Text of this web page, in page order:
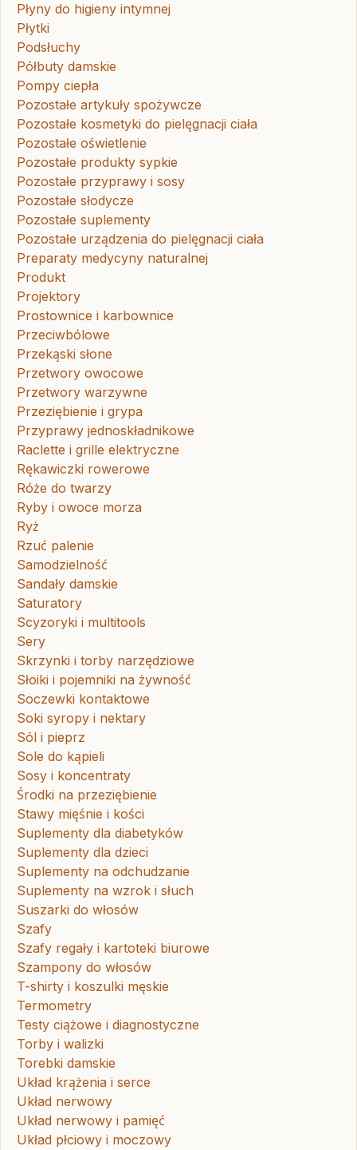
Płyny do higieny intymnej
Płytki
Podsłuchy
Półbuty damskie
Pompy ciepła
Pozostałe artykuły spożywcze
Pozostałe kosmetyki do pielęgnacji ciała
Pozostałe oświetlenie
Pozostałe produkty sypkie
Pozostałe przyprawy i sosy
Pozostałe słodycze
Pozostałe suplementy
Pozostałe urządzenia do pielęgnacji ciała
Preparaty medycyny naturalnej
Produkt
Projektory
Prostownice i karbownice
Przeciwbólowe
Przekąski słone
Przetwory owocowe
Przetwory warzywne
Przeziębienie i grypa
Przyprawy jednoskładnikowe
Raclette i grille elektryczne
Rękawiczki rowerowe
Róże do twarzy
Ryby i owoce morza
Ryż
Rzuć palenie
Samodzielność
Sandały damskie
Saturatory
Scyzoryki i multitools
Sery
Skrzynki i torby narzędziowe
Słoiki i pojemniki na żywność
Soczewki kontaktowe
Soki syropy i nektary
Sól i pieprz
Sole do kąpieli
Sosy i koncentraty
Środki na przeziębienie
Stawy mięśnie i kości
Suplementy dla diabetyków
Suplementy dla dzieci
Suplementy na odchudzanie
Suplementy na wzrok i słuch
Suszarki do włosów
Szafy
Szafy regały i kartoteki biurowe
Szampony do włosów
T-shirty i koszulki męskie
Termometry
Testy ciążowe i diagnostyczne
Torby i walizki
Torebki damskie
Układ krążenia i serce
Układ nerwowy
Układ nerwowy i pamięć
Układ płciowy i moczowy